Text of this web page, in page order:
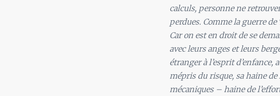
calculs, personne ne
perdues. Comme la guerre
Car on est en droit de se
avec leurs anges et leurs
étranger à l’esprit d’enfance,
mépris du risque, sa haine
mécaniques – haine de